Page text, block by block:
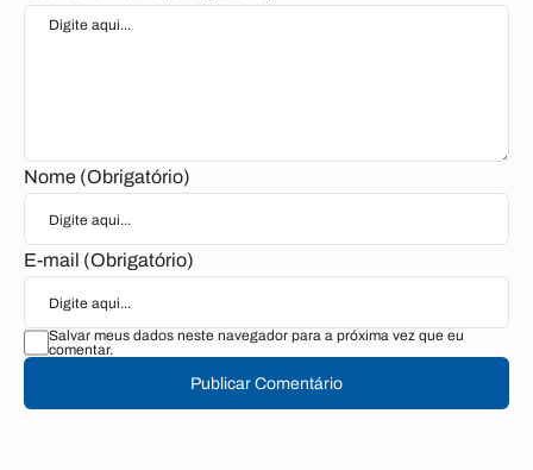
Nome (Obrigatório)
E-mail (Obrigatório)
Salvar meus dados neste navegador para a próxima vez que eu
comentar.
Publicar Comentário